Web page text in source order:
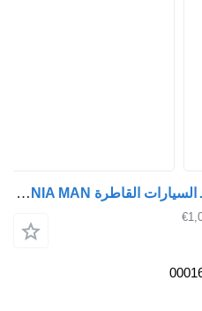
نظام قلاب Volvo 20053043 لـ السيارات القاطرة Volvo RENAULT MERCEDES DAF SCANIA MAN